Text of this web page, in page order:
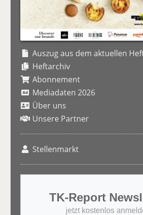
Auszug aus dem aktuellen
Heftarchiv
Abonnement
Mediadaten 2026
Über uns
Unsere Partner
Stellenmarkt
TK-Report
jetzt kostenlos